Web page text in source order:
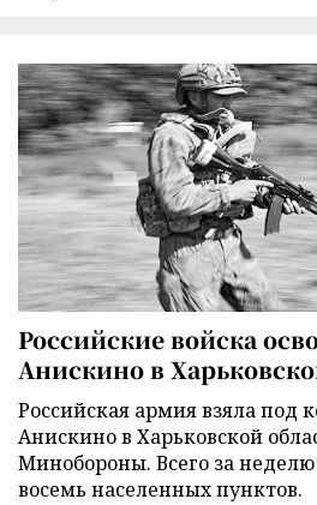
Российские войска
Анискино в
Российская армия взяла под
Анискино в Харьковской
Минобороны. Всего за
восемь населенных пунктов.